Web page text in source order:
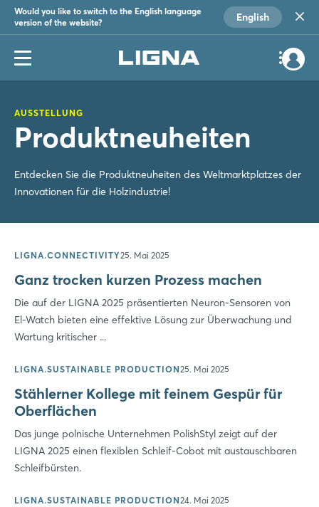
Would you like to switch to the English language
version of the website?
English
AUSSTELLUNG
Produktneuheiten
Entdecken Sie die Produktneuheiten des Weltmarktplatzes der
Innovationen für die Holzindustrie!
LIGNA.CONNECTIVITY25. Mai 2025
Ganz trocken kurzen Prozess machen
Die auf der LIGNA 2025 präsentierten Neuron-Sensoren von
El-Watch bieten eine effektive Lösung zur Überwachung und
Wartung kritischer ...
LIGNA.SUSTAINABLE PRODUCTION25. Mai 2025
Stählerner Kollege mit feinem Gespür für
Oberflächen
Das junge polnische Unternehmen PolishStyl zeigt auf der
LIGNA 2025 einen flexiblen Schleif-Cobot mit austauschbaren
Schleifbürsten.
LIGNA.SUSTAINABLE PRODUCTION24. Mai 2025